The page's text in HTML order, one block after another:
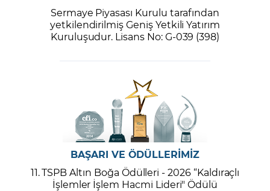
Sermaye Piyasası Kurulu tarafından
yetkilendirilmiş Geniş Yetkili Yatırım
Kuruluşudur. Lisans No: G-039 (398)
BAŞARI VE ÖDÜLLERİMİZ
11. TSPB Altın Boğa Ödülleri - 2026 “Kaldıraçlı
İşlemler İşlem Hacmi Lideri" Ödülü